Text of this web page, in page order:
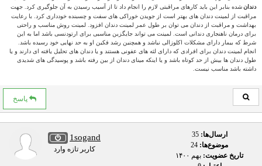
دندانشده بنابر این باید کارهای مراقبتی لازم را انجام داد تا از آسیب رسیدن به آن جلوگیری کرد. جهت
مراقبت از لمینت دندان های بهتر است از جویدن خوراکی های سفت و چسبنده خودداری کرد. با رعایت
بهداشت و مراقبت از دندان می توان بر طول عمر لمینت دندان افزود. لمینت روش مناسب و راحتی
برای درمان ناهنجاری دندانی است. لمینت می تواند جایگزین مناسبی برای ارتودنسی باشد اما به این
شرط که بیمار دارای مشکلات اکلوزالی نباشد و همچنین رشد فکین او به حد نهایی خود رسیده باشد.
انجام لمینت دندان برای افرادی که دارای لثه های عفونی هستند و یا دندان های تحلیل یافته ای دارند و یا
طول دندان ها بیش از حد کوتاه باشد و یا اینکه مینای دندان از بین رفته باشد و پوسیدگی های شدیدی
داشته باشد مناسب نیست.
پاسخ
1sogand
کاربر تازه وارد
ارسال‌ها:35
موضوع‌ها:
تاریخ عضویت: بهم ۱۴۰۰